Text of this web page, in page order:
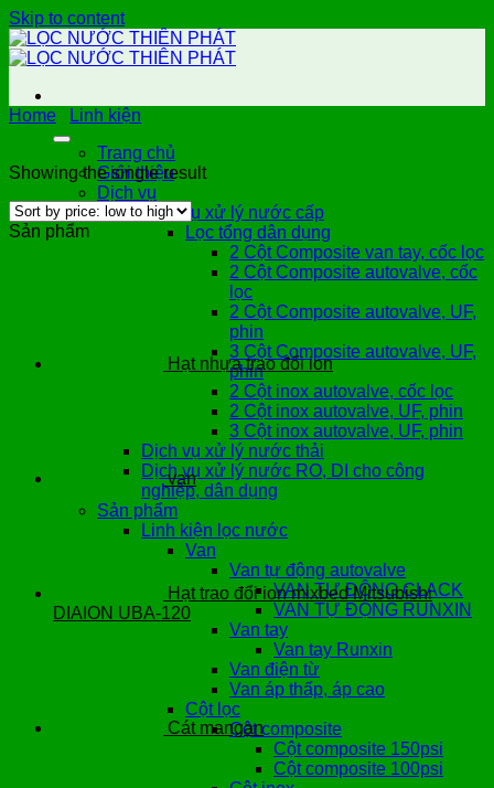
Skip to content
Trang chủ
Giới thiệu
Dịch vụ
Dịch vụ xử lý nước cấp
Lọc tổng dân dụng
2 Cột Composite van tay, cốc lọc
2 Cột Composite autovalve, cốc
lọc
2 Cột Composite autovalve, UF,
phin
3 Cột Composite autovalve, UF,
phin
2 Cột inox autovalve, cốc lọc
2 Cột inox autovalve, UF, phin
3 Cột inox autovalve, UF, phin
Dịch vụ xử lý nước thải
Dịch vụ xử lý nước RO, DI cho công
nghiệp, dân dụng
Sản phẩm
Linh kiện lọc nước
Van
Van tự động autovalve
VAN TỰ ĐỘNG CLACK
VAN TỰ ĐỘNG RUNXIN
Van tay
Van tay Runxin
Van điện từ
Van áp thấp, áp cao
Cột lọc
Cột composite
Cột composite 150psi
Cột composite 100psi
Home Linh kiện
Showing the single result
Sản phẩm
Hạt nhựa trao đổi ion
van
Hạt trao đổi ion mixbed Mitsubishi
DIAION UBA-120
Cát mangan